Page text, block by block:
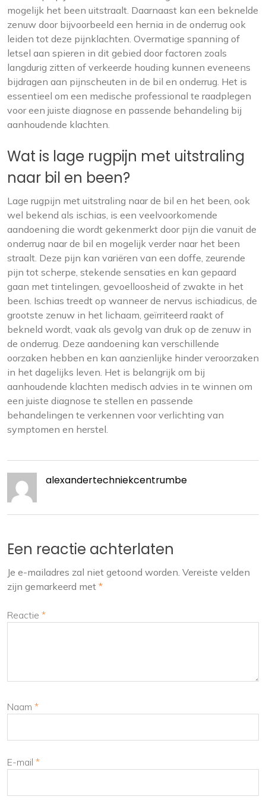
mogelijk het been uitstraalt. Daarnaast kan een beknelde
zenuw door bijvoorbeeld een hernia in de onderrug ook
leiden tot deze pijnklachten. Overmatige spanning of
letsel aan spieren in dit gebied door factoren zoals
langdurig zitten of verkeerde houding kunnen eveneens
bijdragen aan pijnscheuten in de bil en onderrug. Het is
essentieel om een medische professional te raadplegen
voor een juiste diagnose en passende behandeling bij
aanhoudende klachten.
Wat is lage rugpijn met uitstraling
naar bil en been?
Lage rugpijn met uitstraling naar de bil en het been, ook
wel bekend als ischias, is een veelvoorkomende
aandoening die wordt gekenmerkt door pijn die vanuit de
onderrug naar de bil en mogelijk verder naar het been
straalt. Deze pijn kan variëren van een doffe, zeurende
pijn tot scherpe, stekende sensaties en kan gepaard
gaan met tintelingen, gevoelloosheid of zwakte in het
been. Ischias treedt op wanneer de nervus ischiadicus, de
grootste zenuw in het lichaam, geïrriteerd raakt of
bekneld wordt, vaak als gevolg van druk op de zenuw in
de onderrug. Deze aandoening kan verschillende
oorzaken hebben en kan aanzienlijke hinder veroorzaken
in het dagelijks leven. Het is belangrijk om bij
aanhoudende klachten medisch advies in te winnen om
een juiste diagnose te stellen en passende
behandelingen te verkennen voor verlichting van
symptomen en herstel.
alexandertechniekcentrumbe
Een reactie achterlaten
Je e-mailadres zal niet getoond worden. Vereiste velden
zijn gemarkeerd met *
Reactie *
Naam *
E-mail *